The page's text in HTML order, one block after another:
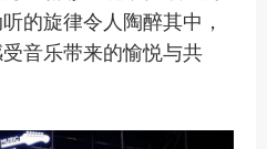
的旋律令人陶醉其中，
音乐带来的愉悦与共